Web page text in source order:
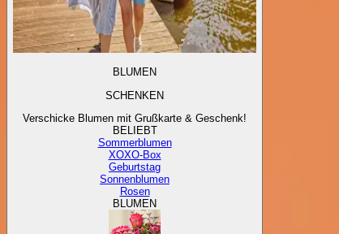
BLUMEN
SCHENKEN
Verschicke Blumen mit Grußkarte & Geschenk!
BELIEBT
Sommerblumen
XOXO-Box
Geburtstag
Sonnenblumen
Rosen
BLUMEN